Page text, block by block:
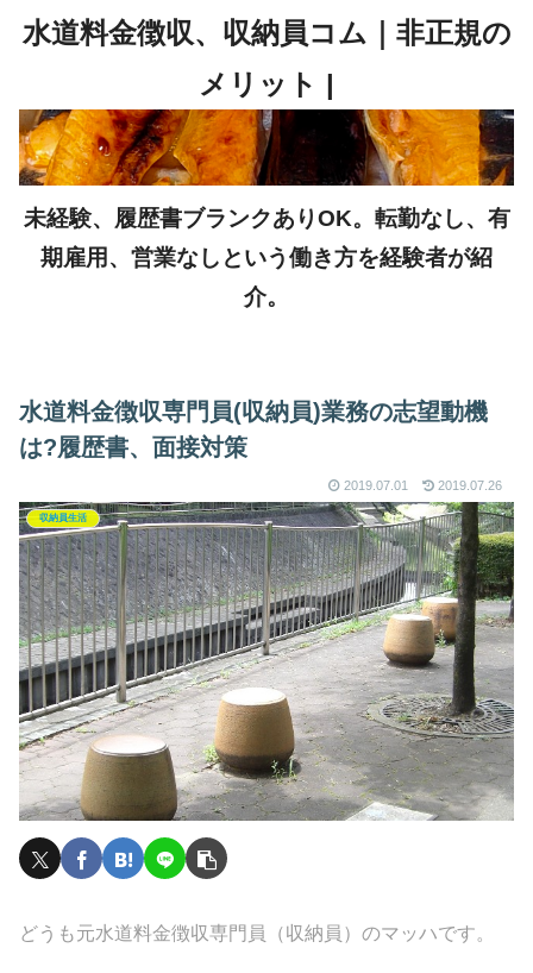
未経験、履歴書ブランクありOK。転勤なし、有
期雇用、営業なしという働き方を経験者が紹
介。
水道料金徴収専門員(収納員)業務の志望動機
は?履歴書、面接対策
2019.07.01 2019.07.26
収納員生活
どうも元水道料金徴収専門員（収納員）のマッハです。